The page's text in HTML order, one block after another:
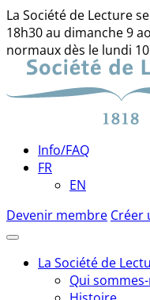
La Société de Lecture
18h30 au dimanche 9
normaux dès le lundi
Skip
content
Info/FAQ
FR
EN
Devenir membre Créer
La Société de
Qui